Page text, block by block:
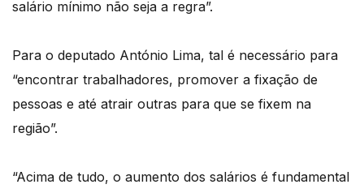
salário mínimo não seja a regra”.
Para o deputado António Lima, tal é necessário para
“encontrar trabalhadores, promover a fixação de
pessoas e até atrair outras para que se fixem na
região”.
“Acima de tudo, o aumento dos salários é fundamental